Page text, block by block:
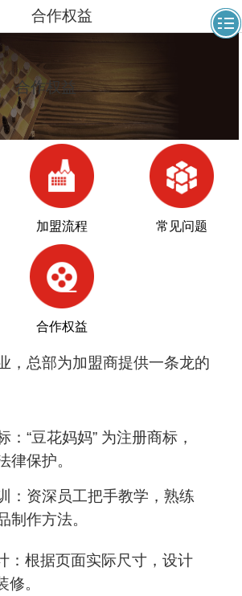
合作权益
合作权益
加盟流程 常见问题
合作权益
：根据页面实际尺寸，设计
修。
：资深员工把手教学，熟练
制作方法。
：“豆花妈妈” 为注册商标，
律保护。
，总部为加盟商提供一条龙的